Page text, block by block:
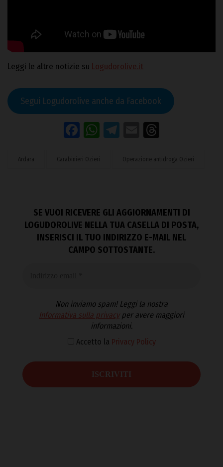
Leggi le altre notizie su Logudorolive.it
Segui Logudorolive anche da Facebook
Facebook
WhatsApp
Telegram
Email
Ardara Carabinieri Ozieri Operazione antidroga Ozieri
SE VUOI RICEVERE GLI AGGIORNAMENTI DI
LOGUDOROLIVE NELLA TUA CASELLA DI POSTA,
INSERISCI IL TUO INDIRIZZO E-MAIL NEL
CAMPO SOTTOSTANTE.
Non inviamo spam! Leggi la nostra
Informativa sulla privacyper avere maggiori
informazioni.
Accetto la Privacy Policy